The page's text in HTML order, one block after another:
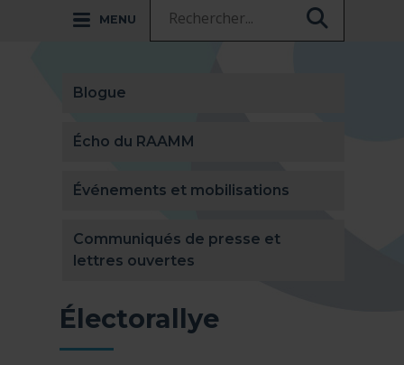
MENU
Blogue
Écho du RAAMM
Événements et mobilisations
Communiqués de presse et
lettres ouvertes
Électorallye